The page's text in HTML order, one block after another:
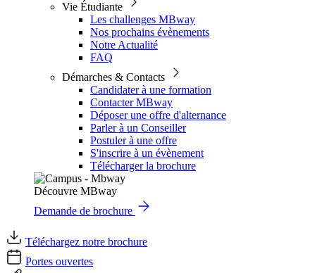
Vie Étudiante
Les challenges MBway
Nos prochains évènements
Notre Actualité
FAQ
Démarches & Contacts
Candidater à une formation
Contacter MBway
Déposer une offre d'alternance
Parler à un Conseiller
Postuler à une offre
S'inscrire à un évènement
Télécharger la brochure
Découvre MBway
Demande de brochure
Téléchargez notre brochure
Portes ouvertes